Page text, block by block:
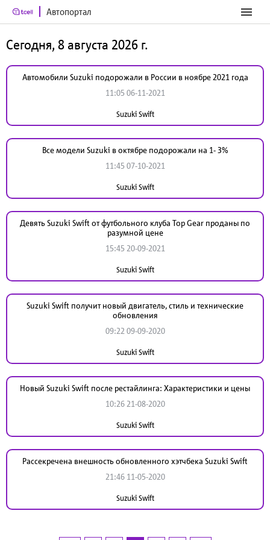
Автопортал
Сегодня, 8 августа 2026 г.
Автомобили Suzuki подорожали в России в ноябре 2021 года
11:05 06-11-2021
Suzuki Swift
Все модели Suzuki в октябре подорожали на 1- 3%
11:45 07-10-2021
Suzuki Swift
Девять Suzuki Swift от футбольного клуба Top Gear проданы по
разумной цене
15:45 20-09-2021
Suzuki Swift
Suzuki Swift получит новый двигатель, стиль и технические
обновления
09:22 09-09-2020
Suzuki Swift
Новый Suzuki Swift после рестайлинга: Характеристики и цены
10:26 21-08-2020
Suzuki Swift
Рассекречена внешность обновленного хэтчбека Suzuki Swift
21:46 11-05-2020
Suzuki Swift